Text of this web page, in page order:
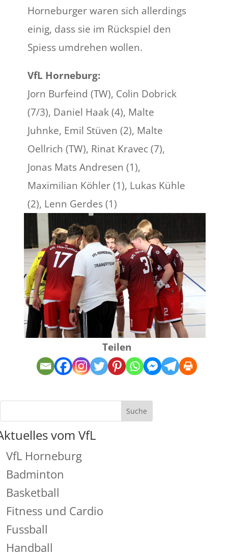
Horneburger waren sich allerdings
einig, dass sie im Rückspiel den
Spiess umdrehen wollen.
VfL Horneburg:
Jorn Burfeind (TW), Colin Dobrick
(7/3), Daniel Haak (4), Malte
Juhnke, Emil Stüven (2), Malte
Oellrich (TW), Rinat Kravec (7),
Jonas Mats Andresen (1),
Maximilian Köhler (1), Lukas Kühle
(2), Lenn Gerdes (1)
Teilen
vom VfL
VfL Horneburg
Badminton
Basketball
Fitness und Cardio
Fussball
Handball